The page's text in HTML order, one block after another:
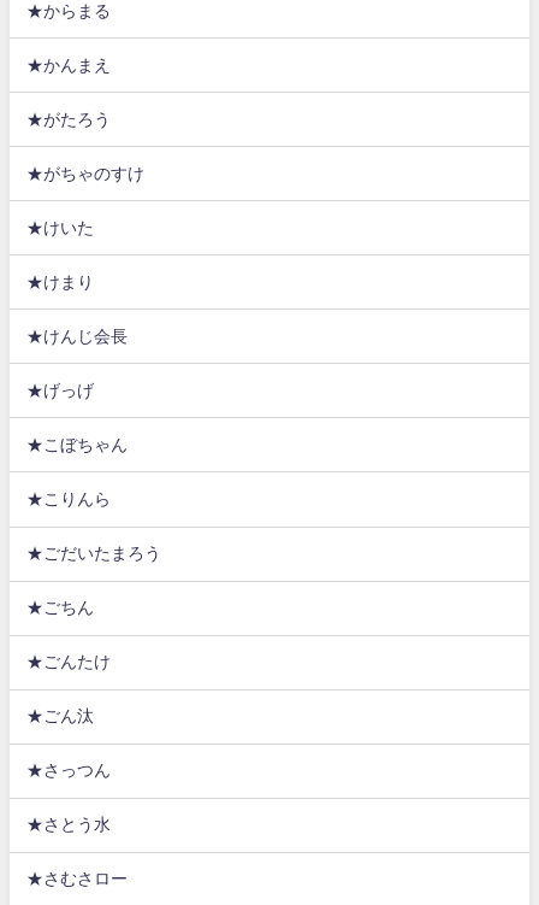
★からまる
★かんまえ
★がたろう
★がちゃのすけ
★けいた
★けまり
★けんじ会長
★げっげ
★こぼちゃん
★こりんら
★ごだいたまろう
★ごちん
★ごんたけ
★ごん汰
★さっつん
★さとう水
★さむさロー